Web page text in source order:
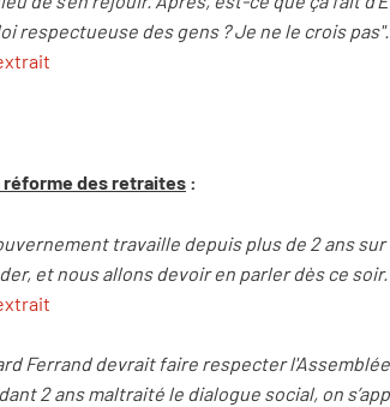
respectueuse des gens ? Je ne le crois pas".
réforme des retraites :
travaille depuis plus de 2 ans
et nous allons devoir en parler dès ce
Ferrand devrait faire respecter
2 ans maltraité le dialogue social, on